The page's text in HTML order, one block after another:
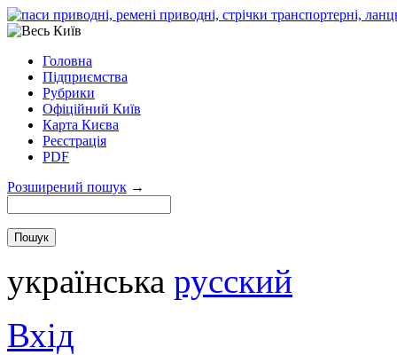
Головна
Підприємства
Рубрики
Офіційний Київ
Карта Києва
Реєстрація
PDF
Розширений пошук →
українська русский
Вхід